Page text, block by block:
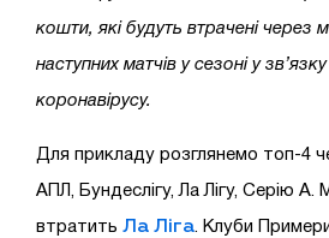
кошти, які будуть втрачені через
наступних матчів у сезоні у
коронавірусу.
Для прикладу розглянемо топ-4
АПЛ, Бундеслігу, Ла Лігу, Серію А.
втратить Ла Ліга . Клуби